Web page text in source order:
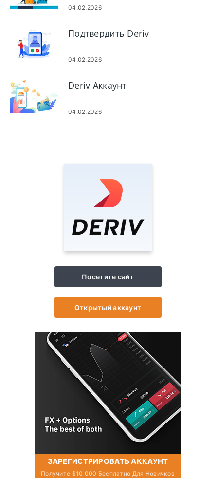
04.02.2026
Подтвердить Deriv
04.02.2026
Deriv Аккаунт
04.02.2026
Посетите сайт
Открытый аккаунт
ЗАРЕГИСТРИРОВАТЬ АККАУНТ
Получите $10 000 Бесплатно Для Новичков